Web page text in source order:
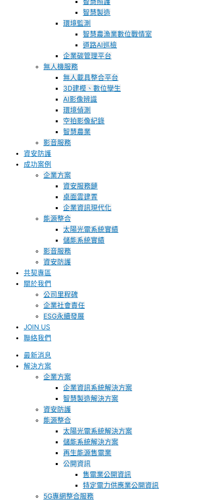
智慧製造
環境監測
智慧農漁業數位戰情室
道路AI巡檢
企業碳管理平台
無人機服務
無人載具整合平台
3D建模、數位孿生
AI影像辨識
環境偵測
空拍影像紀錄
智慧農業
影音服務
資安防護
成功案例
企業方案
資安服務鏈
桌面雲建置
企業資訊現代化
能源整合
太陽光電系統實績
儲能系統實績
影音服務
資安防護
共契專區
關於我們
公司里程碑
企業社會責任
ESG永續發展
JOIN US
聯絡我們
最新消息
解決方案
企業方案
企業資訊系統解決方案
智慧製造解決方案
資安防護
能源整合
太陽光電系統解決方案
儲能系統解決方案
再生能源售電業
公開資訊
售電業公開資訊
特定電力供應業公開資訊
5G專網整合服務